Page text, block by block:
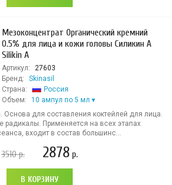
Мезоконцентрат Органический кремний
0.5% для лица и кожи головы Силикин А
Silikin A
Артикул:
27603
Бренд:
Skinasil
Страна:
Россия
Объем:
10 ампул по 5 мл
Основа для составления коктейлей для лица.
радикалы. Применяется на всех этапах
входит в состав большинс...
3510р. 2878 р.
В КОРЗИНУ